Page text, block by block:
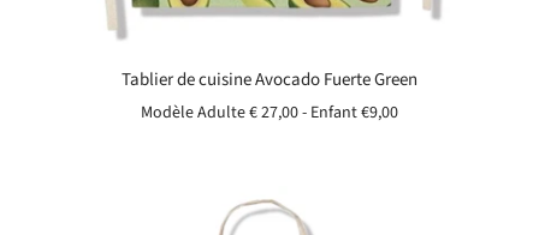
Tablier de cuisine Avocado Fuerte Green
Modèle Adulte € 27,00 - Enfant€9,00